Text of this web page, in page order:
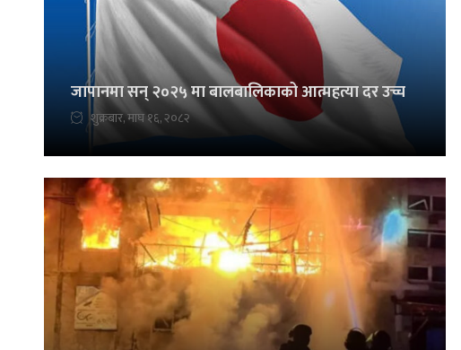
जापानमा सन् २०२५ मा बालबालिकाको आत्महत्या दर उच्च
शुक्रबार, माघ १६, २०८२